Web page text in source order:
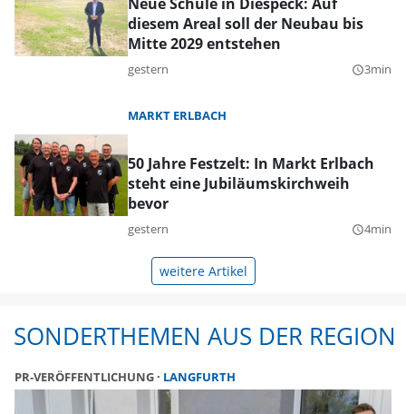
diesem Areal soll der Neubau bis
Mitte 2029 entstehen
gestern query_builder3min
MARKT ERLBACH
50 Jahre Festzelt: In Markt Erlbach
steht eine Jubiläumskirchweih
bevor
gestern query_builder4min
weitere Artikel
SONDERTHEMEN AUS DER REGION
PR-VERÖFFENTLICHUNG LANGFURTH